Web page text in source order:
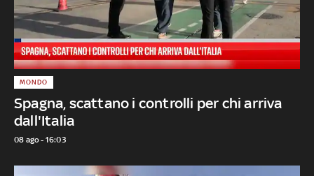
Spagna, scattano i controlli per chi arriva
dall'Italia
MONDO
08 ago - 16:03